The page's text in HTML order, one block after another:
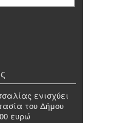
ενισχύει
του Δήμου
ευρώ